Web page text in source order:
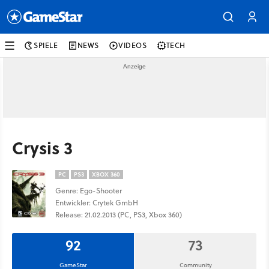
SPIELE NEWS VIDEOS TECH
Crysis 3
PC PS3 XBOX 360
Genre: Ego-Shooter
Entwickler: Crytek GmbH
Release: 21.02.2013 (PC, PS3, Xbox 360)
92
GameStar
73
Community